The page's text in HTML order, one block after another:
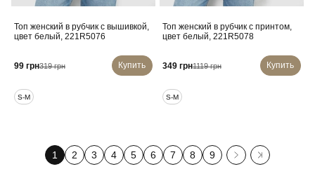
Топ женский в рубчик с вышивкой,
цвет белый, 221R5076
99 грн319 грн Купить
S-M
Топ женский в рубчик с принтом,
цвет белый, 221R5078
349 грн1119 грн Купить
S-M
1 2 3 4 5 6 7 8 9